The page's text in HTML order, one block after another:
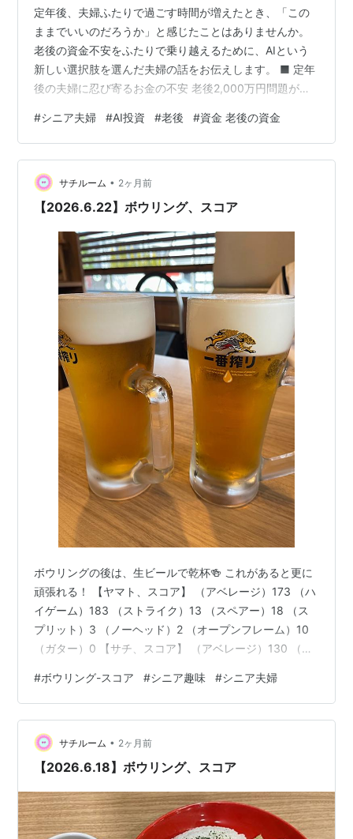
定年後、夫婦ふたりで過ごす時間が増えたとき、「この
ままでいいのだろうか」と感じたことはありませんか。
老後の資金不安をふたりで乗り越えるために、AIという
新しい選択肢を選んだ夫婦の話をお伝えします。 ■ 定年
後の夫婦に忍び寄るお金の不安 老後2,000万円問題が話
は多くのシニア世帯にとって切実な問題となっていま
す。夫婦ともに60代を迎えたとき、家計の見直しだけで
は限界があると感じる方は少なくありません。節約には
限度があり、「増やす」という発想への転換が求められ
る時代です。 ◇ 「節約」だけでは追いつかない現実 総
#シニア夫婦 #AI投資 #老後 #資金 老後の資金
サチルーム • 2ヶ月前
【2026.6.22】ボウリング、スコア
ボウリングの後は、生ビールで乾杯🍻 これがあると更に
頑張れる！ 【ヤマト、スコア】 （アベレージ）173 （ハ
イゲーム）183 （ストライク）13 （スペアー）18 （ス
プリット）3 （ノーヘッド）2 （オープンフレーム）10
（ガター）0 【サチ、スコア】 （アベレージ）130 （ハ
リット）7 （ノーヘッド）12 （オープンフレーム）21
（ガター）0 【ボウリング場】 札幌市内、Aボウリング
場 【自己紹介】 （夫）ヤマト、70代後半 （妻）サチ、
60代前半 （住まい）札幌市 【ボウリング歴】2026年時
点 （夫）ヤマト、15年 （…
#ボウリング-スコア #シニア趣味 #シニア夫婦
サチルーム • 2ヶ月前
【2026.6.18】ボウリング、スコア